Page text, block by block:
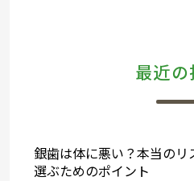
最近の
銀歯は体に悪い？本当の
選ぶためのポイント